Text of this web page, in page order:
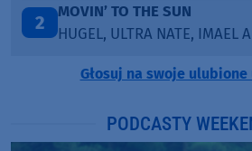
3
TAŃCZ!
BLETKA
Głosuj na swoje
PODCASTY